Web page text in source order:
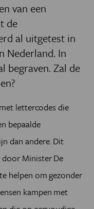
van een
de
al uitgetest in
Nederland. In
begraven. Zal de
lettercodes die
bepaalde
dan andere. Dit
door Minister De
helpen om gezonder
kampen met